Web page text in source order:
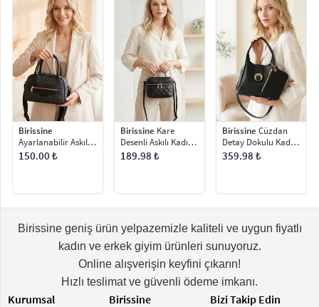
Birissine
Ayarlanabilir Askılı
Desenli Kadın El ve
150.00 ₺
Birissine Kare
Desenli Askılı Kadın
Omuz Çantası
189.98 ₺
Birissine Cüzdan
Detay Dokulu Kadın
Askılı Omuz Çantası
359.98 ₺
Birissine geniş ürün yelpazemizle kaliteli ve uygun fiyatlı
kadın ve erkek giyim ürünleri sunuyoruz.
Online alışverişin keyfini çıkarın!
Hızlı teslimat ve güvenli ödeme imkanı.
Kurumsal Birissine Bizi Takip Edin